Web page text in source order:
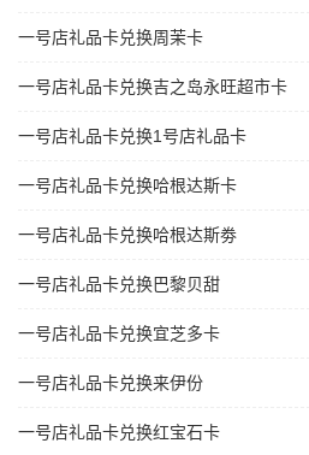
一号店礼品卡兑换周茉卡
一号店礼品卡兑换吉之岛永旺超市卡
一号店礼品卡兑换1号店礼品卡
一号店礼品卡兑换哈根达斯卡
一号店礼品卡兑换哈根达斯劵
一号店礼品卡兑换巴黎贝甜
一号店礼品卡兑换宜芝多卡
一号店礼品卡兑换来伊份
一号店礼品卡兑换红宝石卡